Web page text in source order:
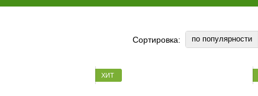
Сортировка: по популярности
ХИТ